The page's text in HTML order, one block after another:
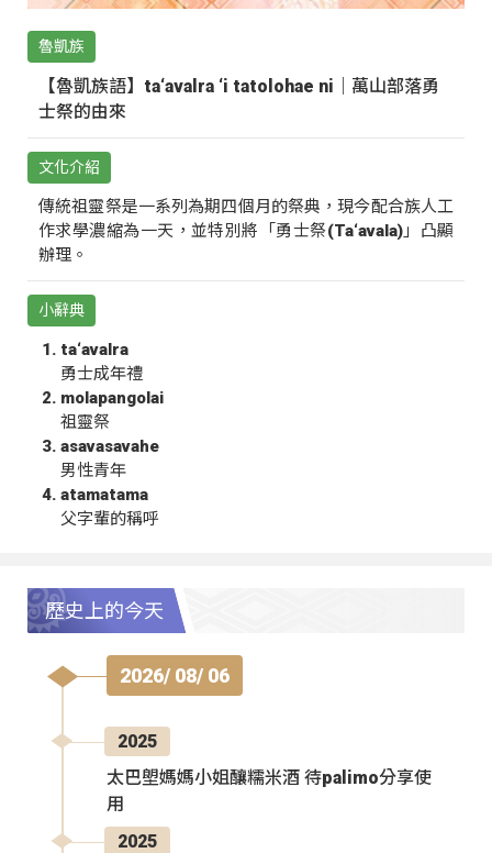
魯凱族
【魯凱族語】ta‘avalra ‘i tatolohae ni｜萬山部落勇
士祭的由來
文化介紹
傳統祖靈祭是一系列為期四個月的祭典，現今配合族人工
作求學濃縮為一天，並特別將「勇士祭(Ta‘avala)」凸顯
辦理。
小辭典
ta‘avalra
勇士成年禮
molapangolai
祖靈祭
asavasavahe
男性青年
atamatama
父字輩的稱呼
歷史上的今天
2026/ 08/ 06
2025
太巴塱媽媽小姐釀糯米酒 待palimo分享使
用
2025